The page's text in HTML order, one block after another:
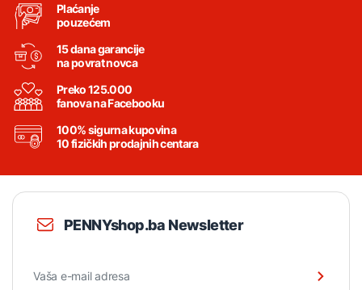
Plaćanje
pouzećem
15 dana garancije
na povrat novca
Preko 125.000
fanova na Facebooku
100% sigurna kupovina
10 fizičkih prodajnih centara
PENNYshop.ba Newsletter